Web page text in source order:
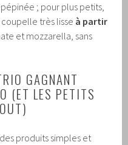
; pour plus petits,
très lisse à partir
et mozzarella, sans
GAGNANT
(ET LES PETITS
produits simples et